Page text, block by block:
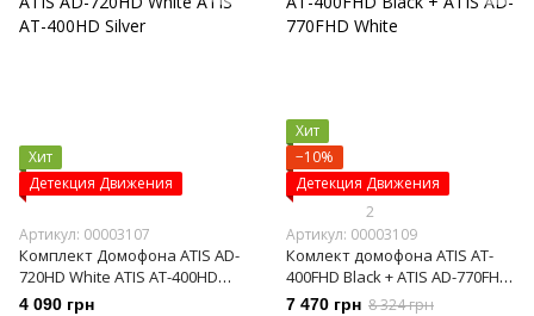
Хит
Детекция Движения
Артикул: 00003107
Комплект Домофона ATIS AD-
720HD White ATIS AT-400HD
Silver
4 090 грн
Хит
−10%
Детекция Движения
2
Артикул: 00003109
Комлект домофона ATIS AT-
400FHD Black + ATIS AD-770FHD
White
7 470 грн 8 324 грн